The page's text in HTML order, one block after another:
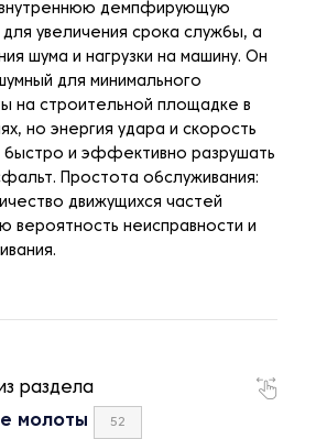
внутреннюю демпфирующую
увеличения срока службы, а
шума и нагрузки на машину. Он
для минимального
на строительной площадке в
но энергия удара и скорость
быстро и эффективно разрушать
Простота обслуживания:
движущихся частей
вероятность неисправности и
раздела
молоты 52